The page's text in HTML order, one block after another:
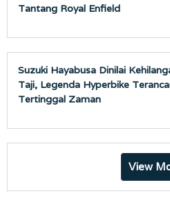
Tantang Royal Enfield
Suzuki Hayabusa Dinilai
Taji, Legenda Hyperbike
Tertinggal Zaman
View